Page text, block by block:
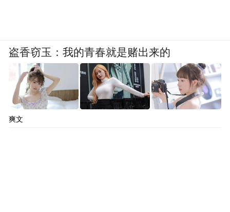
盗香窃玉：我的青春就是赌出来的
爽文